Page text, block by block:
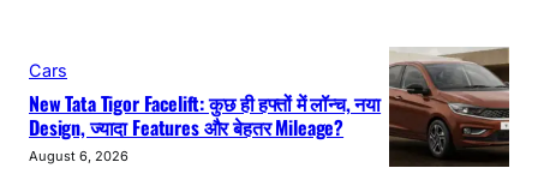
Cars
New Tata Tigor Facelift: कुछ ही हफ्तों में लॉन्च, नया
Design, ज्यादा Features और बेहतर Mileage?
August 6, 2026